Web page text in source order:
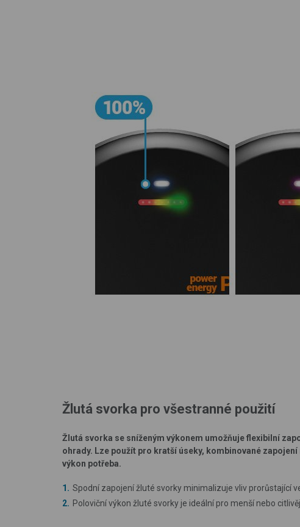
Žlutá svorka pro všestranné použití
Žlutá svorka se sníženým výkonem umožňuje flexibilní
ohrady. Lze použít pro kratší úseky, kombinované zapojení
výkon potřeba.
Spodní zapojení žluté svorky minimalizuje vliv prorůstající
Poloviční výkon žluté svorky je ideální pro menší nebo